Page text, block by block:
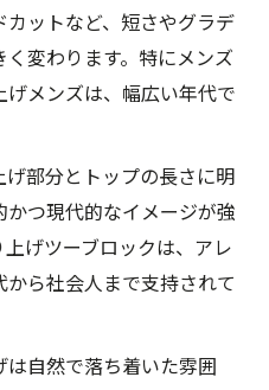
ットなど、短さやグラデ
変わります。特にメンズ
メンズは、幅広い年代で
部分とトップの長さに明
つ現代的なイメージが強
げツーブロックは、アレ
ら社会人まで支持されて
自然で落ち着いた雰囲